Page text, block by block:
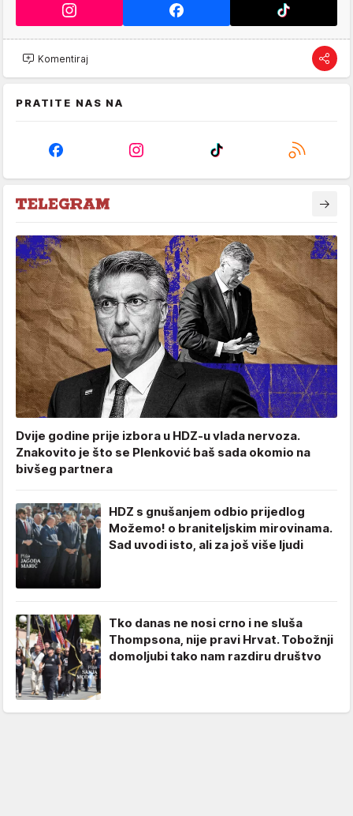
Komentiraj
PRATITE NAS NA
Dvije godine prije izbora u HDZ-u vlada nervoza.
Znakovito je što se Plenković baš sada okomio na
bivšeg partnera
HDZ s gnušanjem odbio prijedlog
Možemo! o braniteljskim mirovinama.
Sad uvodi isto, ali za još više ljudi
Tko danas ne nosi crno i ne sluša
Thompsona, nije pravi Hrvat. Tobožnji
domoljubi tako nam razdiru društvo